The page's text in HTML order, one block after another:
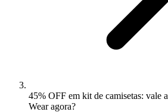
45% OFF em kit de camisetas: vale
Wear agora?